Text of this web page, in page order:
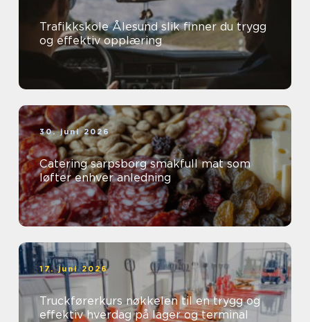
Trafikkskole Ålesund slik finner du trygg
og effektiv opplæring
30. juni 2026
Catering sarpsborg smakfull mat som
løfter enhver anledning
17. juni 2026
Truckførerkurs nøkkelen til en trygg og
effektiv hverdag på lager og terminal